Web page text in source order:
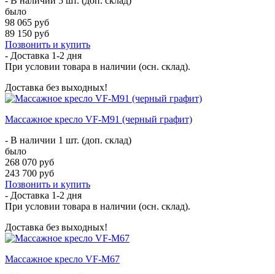
было
98 065 руб
89 150 руб
Позвонить и купить
- Доставка 1-2 дня
При условии товара в наличии (осн. склад).
Доставка без выходных!
Массажное кресло VF-M91 (черный графит)
- В наличии 1 шт. (доп. склад)
было
268 070 руб
243 700 руб
Позвонить и купить
- Доставка 1-2 дня
При условии товара в наличии (осн. склад).
Доставка без выходных!
Массажное кресло VF-M67